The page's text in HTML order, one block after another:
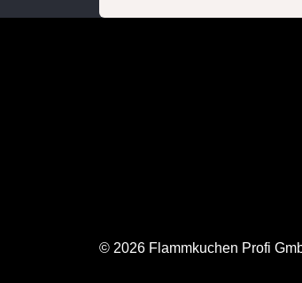
© 2026 Flammkuchen Profi